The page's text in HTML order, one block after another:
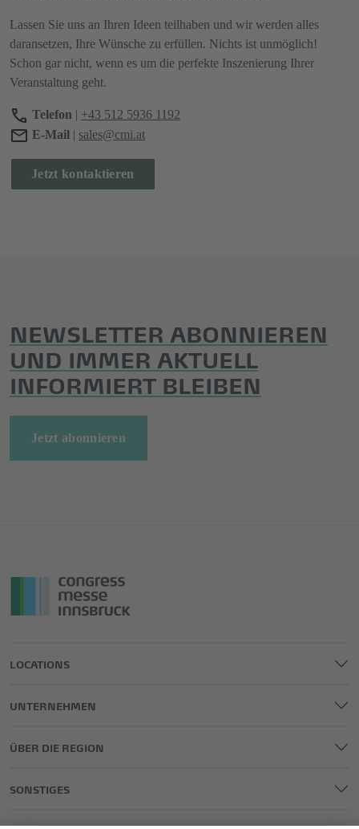
Lassen Sie uns an Ihren Ideen teilhaben und wir werden alles
daransetzen, Ihre Wünsche zu erfüllen. Nichts ist unmöglich!
Schon gar nicht, wenn es um die perfekte Inszenierung Ihrer
Veranstaltung geht.
Telefon | +43 512 5936 1192
E-Mail | sales@cmi.at
Jetzt kontaktieren
NEWSLETTER ABONNIEREN
UND IMMER AKTUELL
INFORMIERT BLEIBEN
Jetzt abonnieren
LOCATIONS
UNTERNEHMEN
ÜBER DIE REGION
SONSTIGES